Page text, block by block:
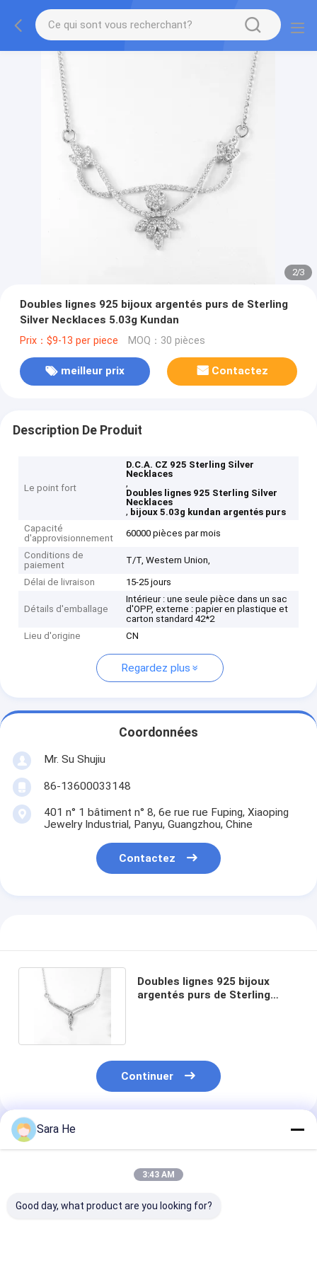
2/3
Doubles lignes 925 bijoux argentés purs de Sterling
Silver Necklaces 5.03g Kundan
Prix：$9-13 per piece MOQ：30 pièces
meilleur prix Contactez
Description De Produit
Le point fort
D.C.A. CZ 925 Sterling Silver
Necklaces
,
Doubles lignes 925 Sterling Silver
Necklaces
, bijoux 5.03g kundan argentés purs
Capacité
d'approvisionnement
60000 pièces par mois
Conditions de
paiement
T/T, Western Union,
Délai de livraison 15-25 jours
Détails d'emballage
Intérieur : une seule pièce dans un sac
d'OPP, externe : papier en plastique et
carton standard 42*2
Lieu d'origine
CN
Regardez plus
Coordonnées
Mr. Su Shujiu
86-13600033148
401 n° 1 bâtiment n° 8, 6e rue rue Fuping, Xiaoping
Jewelry Industrial, Panyu, Guangzhou, Chine
Contactez
Doubles lignes 925 bijoux
argentés purs de Sterling
Continuer
Produits Recommandés
Sara He
3:43 AM
Good day, what product are you looking for?